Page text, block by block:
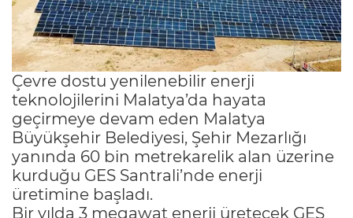
Çevre dostu yenilenebilir enerji
teknolojilerini Malatya’da hayata
geçirmeye devam eden Malatya
Büyükşehir Belediyesi, Şehir Mezarlığı
yanında 60 bin metrekarelik alan üzerine
kurduğu GES Santrali’nde enerji
üretimine başladı.
Bir yılda 3 megawat enerji üretecek GES